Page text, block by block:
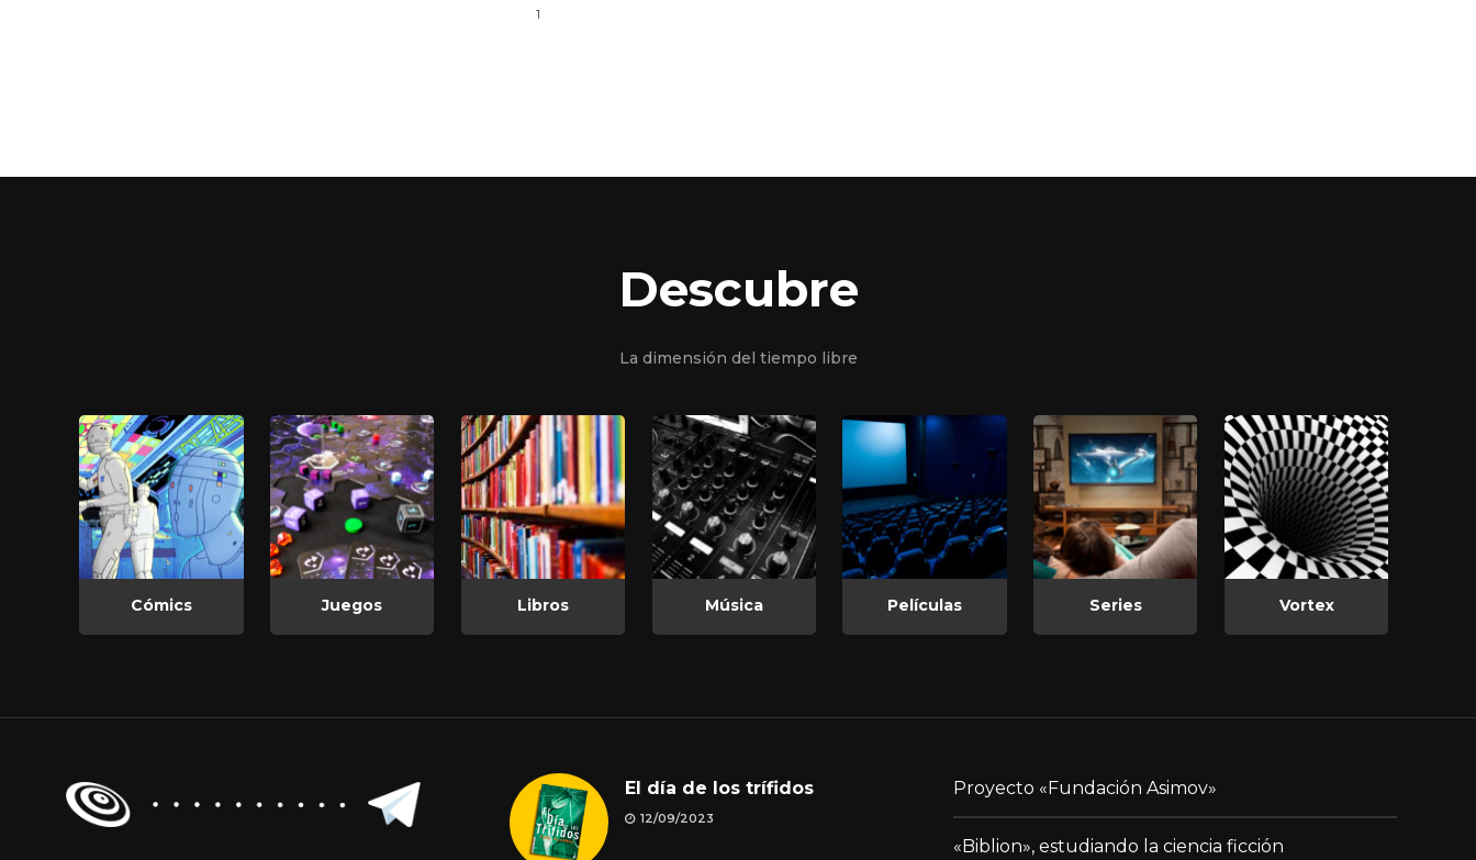
1
Descubre
La dimensión del tiempo libre
Cómics Juegos Libros Música Películas Series Vortex
El día de los trífidos
12/09/2023
Proyecto «Fundación Asimov»
«Biblion», estudiando la ciencia ficción